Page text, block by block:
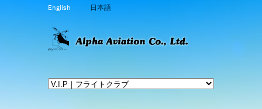
English 日本語